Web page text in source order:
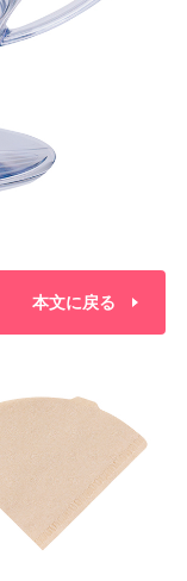
本文に戻る